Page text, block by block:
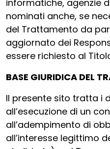
informatiche, agenzie
nominati anche, se
del Trattamento da
aggiornato dei
essere richiesto al
BASE GIURIDICA DEL
Il presente sito tratta i
all’esecuzione di un
all’adempimento di
all’interesse legittimo